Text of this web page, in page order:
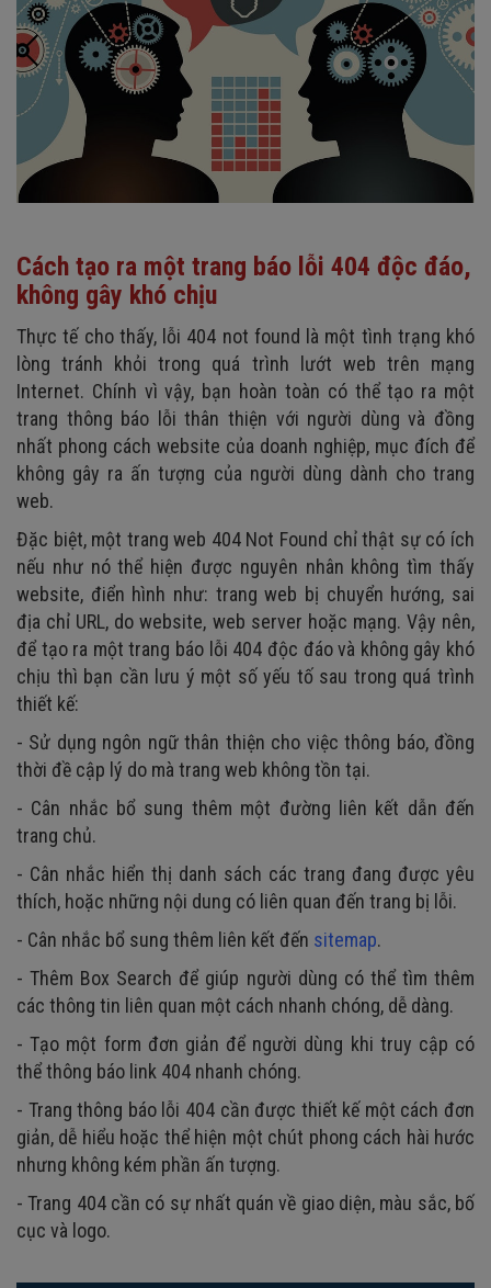
Cách tạo ra một trang báo lỗi 404 độc đáo,
không gây khó chịu
Thực tế cho thấy, lỗi 404 not found là một tình trạng khó
lòng tránh khỏi trong quá trình lướt web trên mạng
Internet. Chính vì vậy, bạn hoàn toàn có thể tạo ra một
trang thông báo lỗi thân thiện với người dùng và đồng
nhất phong cách website của doanh nghiệp, mục đích để
không gây ra ấn tượng của người dùng dành cho trang
web.
Đặc biệt, một trang web 404 Not Found chỉ thật sự có ích
nếu như nó thể hiện được nguyên nhân không tìm thấy
website, điển hình như: trang web bị chuyển hướng, sai
địa chỉ URL, do website, web server hoặc mạng. Vậy nên,
để tạo ra một trang báo lỗi 404 độc đáo và không gây khó
chịu thì bạn cần lưu ý một số yếu tố sau trong quá trình
thiết kế:
- Sử dụng ngôn ngữ thân thiện cho việc thông báo, đồng
thời đề cập lý do mà trang web không tồn tại.
- Cân nhắc bổ sung thêm một đường liên kết dẫn đến
trang chủ.
- Cân nhắc hiển thị danh sách các trang đang được yêu
thích, hoặc những nội dung có liên quan đến trang bị lỗi.
- Cân nhắc bổ sung thêm liên kết đến sitemap.
- Thêm Box Search để giúp người dùng có thể tìm thêm
các thông tin liên quan một cách nhanh chóng, dễ dàng.
- Tạo một form đơn giản để người dùng khi truy cập có
thể thông báo link 404 nhanh chóng.
- Trang thông báo lỗi 404 cần được thiết kế một cách đơn
giản, dễ hiểu hoặc thể hiện một chút phong cách hài hước
nhưng không kém phần ấn tượng.
- Trang 404 cần có sự nhất quán về giao diện, màu sắc, bố
cục và logo.